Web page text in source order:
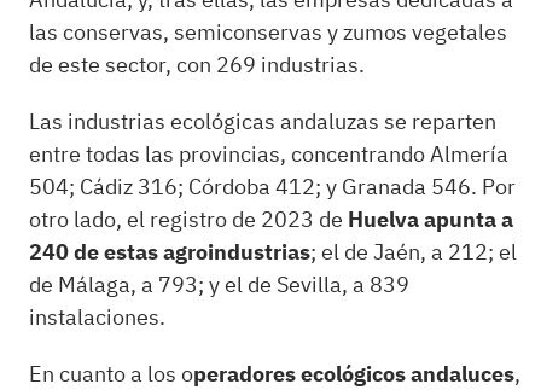
las conservas, semiconservas y zumos vegetales
de este sector, con 269 industrias.
Las industrias ecológicas andaluzas se reparten
entre todas las provincias, concentrando Almería
504; Cádiz 316; Córdoba 412; y Granada 546. Por
otro lado, el registro de 2023 de Huelva apunta a
240 de estas agroindustrias; el de Jaén, a 212; el
de Málaga, a 793; y el de Sevilla, a 839
instalaciones.
En cuanto a los operadores ecológicos andaluces,